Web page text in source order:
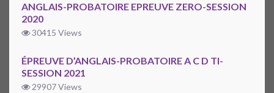
ANGLAIS-PROBATOIRE EPREUVE ZERO-SESSION
2020
30415 Views
ÉPREUVE D’ANGLAIS-PROBATOIRE A C D TI-
SESSION 2021
29907 Views